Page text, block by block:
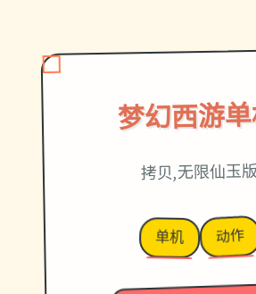
梦幻西游
拷贝,无限仙玉版
单机 动作